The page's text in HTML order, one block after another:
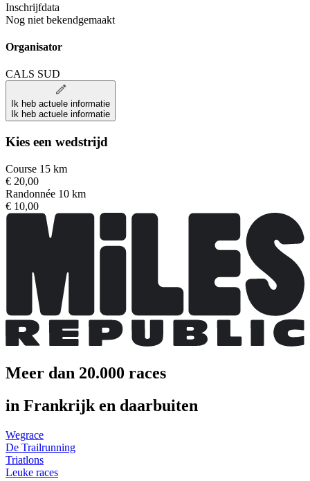
Inschrijfdata
Nog niet bekendgemaakt
Organisator
CALS SUD
Ik heb actuele informatie
Ik heb actuele informatie
Kies een wedstrijd
Course 15 km
€ 20,00
Randonnée 10 km
€ 10,00
Meer dan 20.000 races
in Frankrijk en daarbuiten
Wegrace
De Trailrunning
Triatlons
Leuke races